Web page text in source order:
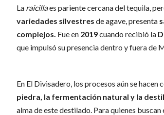
La raicillaes pariente cercana del tequila,
variedades silvestres de agave, presenta
complejos. Fue en 2019cuando recibió la
que impulsó su presencia dentro y fuera de
En El Divisadero, los procesos aún se hacen
piedra, la fermentación natural y la
alma de este destilado. Para quienes